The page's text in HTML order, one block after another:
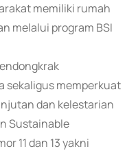
memiliki rumah
melalui program BSI
sekaligus memperkuat
dan kelestarian
Sustainable
11 dan 13 yakni